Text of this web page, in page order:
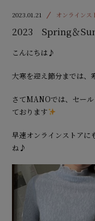
2023.01.21 オンラインス
2023 Spring＆
こんにちは♪
大寒を迎え節分までは、
さてMANOでは、セー
ております
早速オンラインストアに
ね♪